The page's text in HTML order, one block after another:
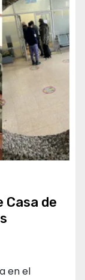
Casa de
en el